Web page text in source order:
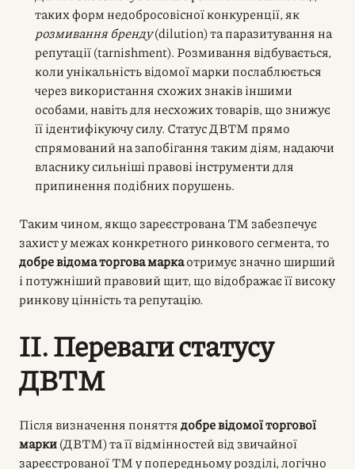
таких форм недобросовісної конкуренції, як
розмивання бренду(dilution) та паразитування на
репутації (tarnishment). Розмивання відбувається,
коли унікальність відомої марки послаблюється
через використання схожих знаків іншими
особами, навіть для несхожих товарів, що знижує
її ідентифікуючу силу. Статус ДВТМ прямо
спрямований на запобігання таким діям, надаючи
власнику сильніші правові інструменти для
припинення подібних порушень.
Таким чином, якщо зареєстрована ТМ забезпечує
захист у межах конкретного ринкового сегмента, то
добре відома торгова маркаотримує значно ширший
і потужніший правовий щит, що відображає її високу
ринкову цінність та репутацію.
II. Переваги статусу
ДВТМ
Після визначення поняттядобре відомої торгової
марки(ДВТМ) та її відмінностей від звичайної
зареєстрованої ТМ у попередньому розділі, логічно